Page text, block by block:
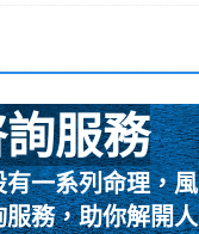
服務
有一系列命理，風
服務，助你解開人